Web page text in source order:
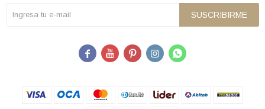
SUSCRIBIRME
    